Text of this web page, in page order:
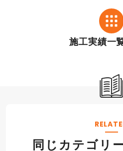
施工実績一
同じカテゴリ